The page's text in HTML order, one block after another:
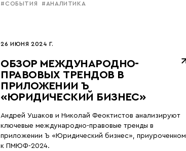
#СОБЫТИЯ #АНАЛИТИКА
26 ИЮНЯ 2024 Г.
ОБЗОР МЕЖДУНАРОДНО-
ПРАВОВЫХ ТРЕНДОВ В
ПРИЛОЖЕНИИ Ъ
«ЮРИДИЧЕСКИЙ БИЗНЕС»
Андрей Ушаков и Николай Феоктистов анализируют
ключевые международно-правовые тренды в
приложении Ъ «Юридический бизнес», приуроченном
к ПМЮФ-2024.